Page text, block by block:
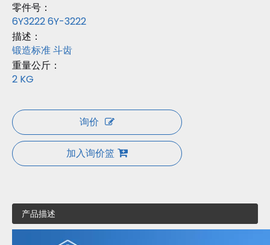
零件号：
6Y3222 6Y-3222
描述：
锻造标准 斗齿
重量公斤：
2 KG
询价
加入询价篮
产品描述